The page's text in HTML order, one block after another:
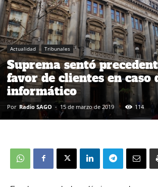
Actualidad Tribunales
Suprema sentó
favor de clientes en caso
informático
Por Radio SAGO - 15 de marzo de 2019 114